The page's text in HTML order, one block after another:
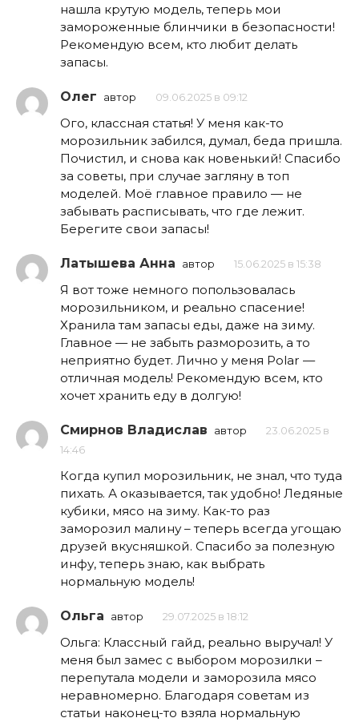
нашла крутую модель, теперь мои
замороженные блинчики в безопасности!
Рекомендую всем, кто любит делать
запасы.
Олег автор 09.06.2025 в 09:12
Ого, классная статья! У меня как-то
морозильник забился, думал, беда пришла.
Почистил, и снова как новенький! Спасибо
за советы, при случае загляну в топ
моделей. Моё главное правило — не
забывать расписывать, что где лежит.
Берегите свои запасы!
Латышева Анна автор 15.06.2025 в 15:38
Я вот тоже немного попользовалась
морозильником, и реально спасение!
Хранила там запасы еды, даже на зиму.
Главное — не забыть разморозить, а то
неприятно будет. Лично у меня Polar —
отличная модель! Рекомендую всем, кто
хочет хранить еду в долгую!
Смирнов Владислав автор
23.06.2025 в
14:46
Когда купил морозильник, не знал, что туда
пихать. А оказывается, так удобно! Ледяные
кубики, мясо на зиму. Как-то раз
заморозил малину – теперь всегда угощаю
друзей вкусняшкой. Спасибо за полезную
инфу, теперь знаю, как выбрать
нормальную модель!
Ольга автор 29.07.2025 в 18:12
Ольга: Классный гайд, реально выручал! У
меня был замес с выбором морозилки –
перепутала модели и заморозила мясо
неравномерно. Благодаря советам из
статьи наконец-то взяла нормальную